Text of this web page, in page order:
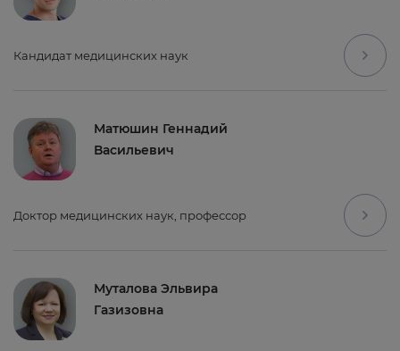
Кандидат медицинских наук
Матюшин Геннадий
Васильевич
Доктор медицинских наук, профессор
Муталова Эльвира
Газизовна